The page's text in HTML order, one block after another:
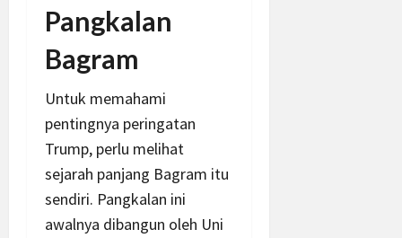
Pangkalan
Bagram
Untuk memahami
pentingnya peringatan
Trump, perlu melihat
sejarah panjang Bagram itu
sendiri. Pangkalan ini
awalnya dibangun oleh Uni